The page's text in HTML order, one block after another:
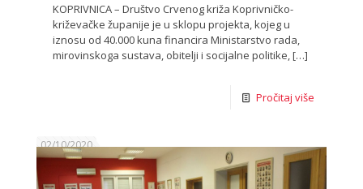
KOPRIVNICA – Društvo Crvenog križa Koprivničko-
križevačke županije je u sklopu projekta, kojeg u
iznosu od 40.000 kuna financira Ministarstvo rada,
mirovinskoga sustava, obitelji i socijalne politike,[…]
Pročitaj više
02/10/2020